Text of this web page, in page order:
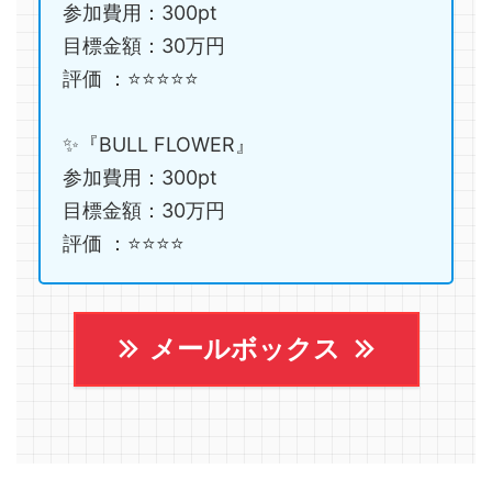
参加費用：300pt
目標金額：30万円
評価 ：⭐️⭐️⭐️⭐️⭐️
✨『BULL FLOWER』
参加費用：300pt
目標金額：30万円
評価 ：⭐️⭐️⭐️⭐️
メールボックス